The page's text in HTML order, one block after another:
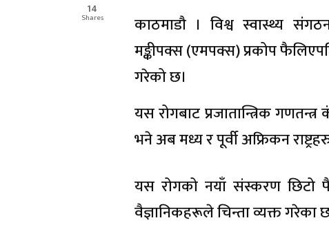
14
Shares
काठमाडौ । विश्व स्वास्थ्य
मङ्कीपक्स (एमपक्स) प्रकोप
गरेको छ।
यस रोगबाट प्रजातान्त्रिक
भने अब मध्य र पूर्वी अफ्रिकन
यस रोगको नयाँ संस्करण छिटो
वैज्ञानिकहरूले चिन्ता व्यक्त गरेका